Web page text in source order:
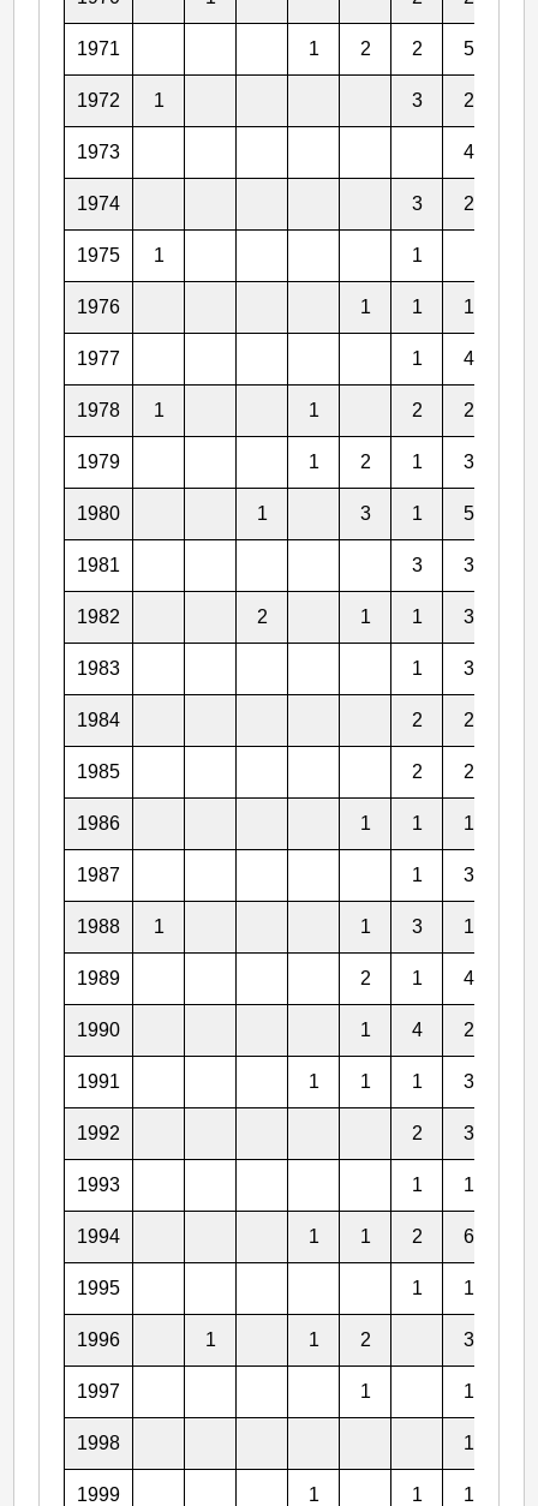
1971 1 2 2 5
1972 1 3 2
1973 4
1974 3 2
1975 1 1
1976 1 1 1
1977 1 4
1978 1 1 2 2
1979 1 2 1 3
1980 1 3 1 5
1981 3 3
1982 2 1 1 3
1983 1 3
1984 2 2
1985 2 2
1986 1 1 1
1987 1 3
1988 1 1 3 1
1989 2 1 4
1990 1 4 2
1991 1 1 1 3
1992 2 3
1993 1 1
1994 1 1 2 6
1995 1 1
1996 1 1 2 3
1997 1 1
1998 1
1999 1 1 1